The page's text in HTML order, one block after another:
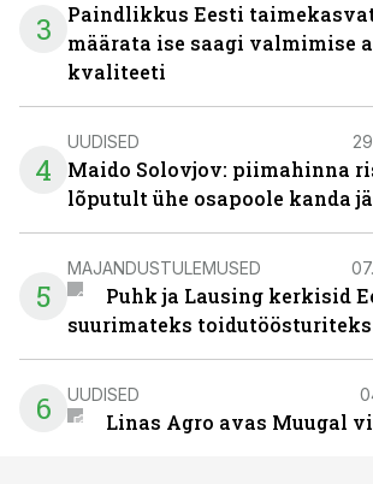
3
Paindlikkus Eesti
määrata ise saagi valmimise
kvaliteeti
4
UUDISED
Maido Solovjov: piimahinna
lõputult ühe osapoole kanda
5
MAJANDUSTULEMUSED
Puhk ja Lausing kerkisid
suurimateks toidutöösturiteks
6 UUDISED
Linas Agro avas Muugal